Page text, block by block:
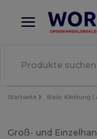
× Bessere
Startseite Basic Kleidung |
Groß- und